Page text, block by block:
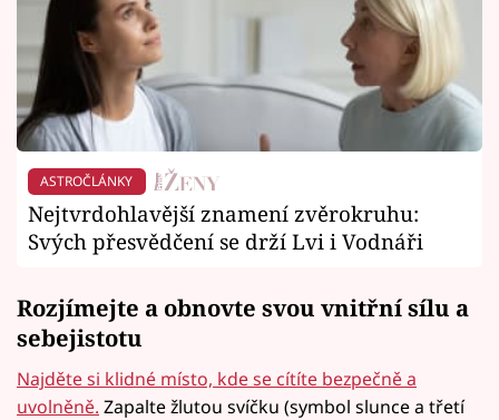
ASTROČLÁNKY
Nejtvrdohlavější znamení zvěrokruhu:
Svých přesvědčení se drží Lvi i Vodnáři
Rozjímejte a obnovte svou vnitřní sílu a
sebejistotu
Najděte si klidné místo, kde se cítíte bezpečně a
uvolněně. Zapalte žlutou svíčku (symbol slunce a třetí